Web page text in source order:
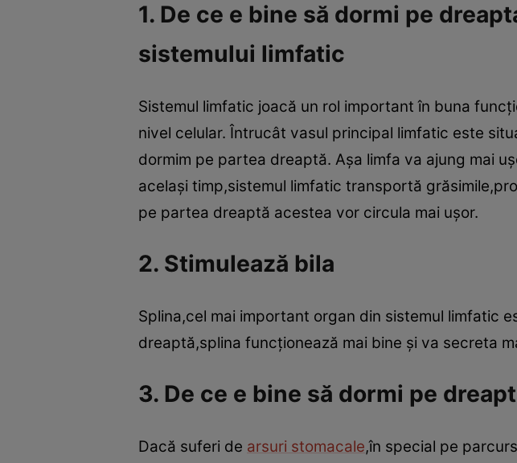
1. De ce e bine să dormi pe
sistemului limfatic
Sistemul limfatic joacă un rol important în buna
nivel celular. Întrucât vasul principal limfatic este
dormim pe partea dreaptă. Aşa limfa va ajung mai
acelaşi timp,sistemul limfatic transportă
pe partea dreaptă acestea vor circula mai uşor.
2. Stimulează bila
Splina,cel mai important organ din sistemul limfatic
dreaptă,splina funcţionează mai bine şi va secreta
3. De ce e bine să dormi pe
Dacă suferi de arsuri stomacale,în special pe